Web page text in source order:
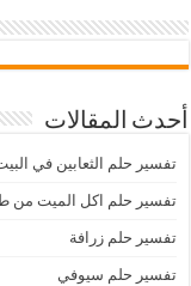
أحدث المقالات
تفسير حلم الثعابين في
تفسير حلم اكل الميت من
تفسير حلم زرافة
تفسير حلم سيوفي